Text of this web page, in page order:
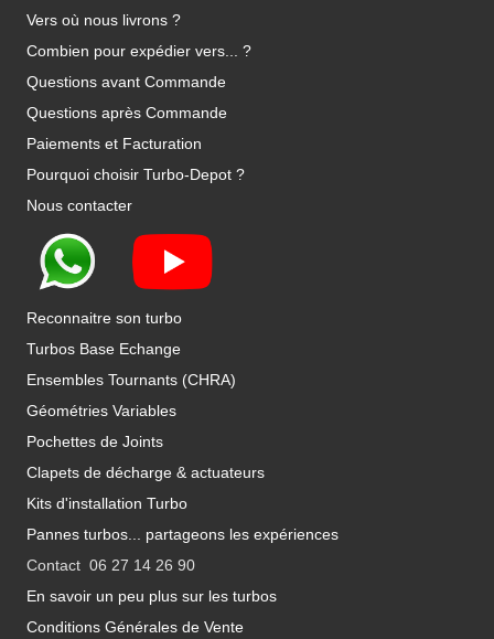
Vers où nous livrons ?
Combien pour expédier vers... ?
Questions avant Commande
Questions après Commande
Paiements et Facturation
Pourquoi choisir Turbo-Depot ?
Nous contacter
Reconnaitre son turbo
Turbos Base Echange
Ensembles Tournants (CHRA)
Géométries Variables
Pochettes de Joints
Clapets de décharge & actuateurs
Kits d'installation Turbo
Pannes turbos... partageons les expériences
Contact 06 27 14 26 90
En savoir un peu plus sur les turbos
Conditions Générales de Vente